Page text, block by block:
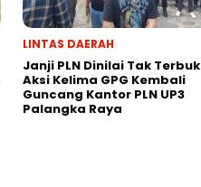
LINTAS DAERAH
Janji PLN Dinilai Tak
Aksi Kelima GPG Kembali
Guncang Kantor PLN UP3
Palangka Raya